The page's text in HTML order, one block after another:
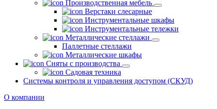
Производственная мебель
Верстаки слесарные
Инструментальные шкафы
Инструментальные тележки
Металлические стеллажи
Паллетные стеллажи
Металлические шкафы
Сняты с производства
Садовая техника
Системы контроля и управления доступом (СКУД)
О компании